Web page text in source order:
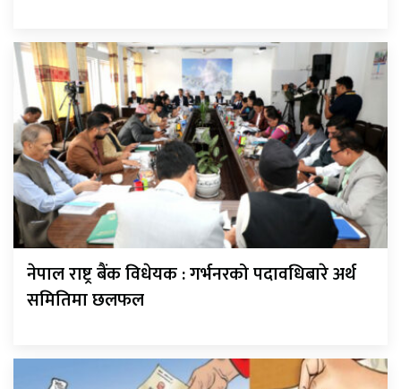
नेपाल राष्ट्र बैंक विधेयक : गर्भनरको पदावधिबारे अर्थ
समितिमा छलफल